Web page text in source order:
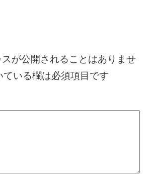
が公開されることはありませ
ている欄は必須項目です